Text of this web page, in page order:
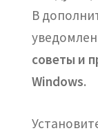
В
советы и
Windows.